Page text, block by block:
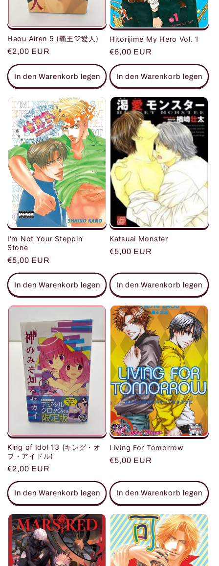
Haou Airen 5 (覇王♡愛人)
Normaler
Preis
€2,00 EUR
In den Warenkorb legen
Hitorijime My Hero Vol. 1
Normaler
Preis
€6,00 EUR
In den Warenkorb legen
I'm Not Your Steppin'
Stone
Normaler
Preis
€5,00 EUR
In den Warenkorb legen
Katsuai Monster
Normaler
€5,00 EUR
In den Warenkorb legen
King of Idol 13 (キング・オ
ブ・アイドル)
Normaler
Preis
€2,00 EUR
In den Warenkorb legen
Living For Tomorrow
Normaler
€5,00 EUR
In den Warenkorb legen